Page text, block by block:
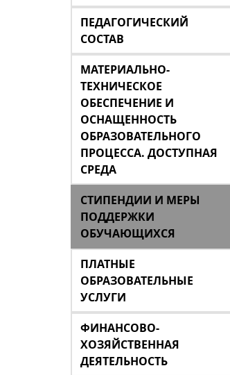
ПЕДАГОГИЧЕСКИЙ
СОСТАВ
МАТЕРИАЛЬНО-
ТЕХНИЧЕСКОЕ
ОБЕСПЕЧЕНИЕ И
ОСНАЩЕННОСТЬ
ОБРАЗОВАТЕЛЬНОГО
ПРОЦЕССА. ДОСТУПНАЯ
СРЕДА
СТИПЕНДИИ И МЕРЫ
ПОДДЕРЖКИ
ОБУЧАЮЩИХСЯ
ПЛАТНЫЕ
ОБРАЗОВАТЕЛЬНЫЕ
УСЛУГИ
ФИНАНСОВО-
ХОЗЯЙСТВЕННАЯ
ДЕЯТЕЛЬНОСТЬ